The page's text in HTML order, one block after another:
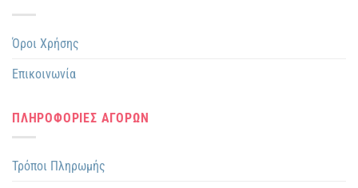
Όροι Χρήσης
Επικοινωνία
ΠΛΗΡΟΦΟΡΙΕΣ ΑΓΟΡΩΝ
Τρόποι Πληρωμής